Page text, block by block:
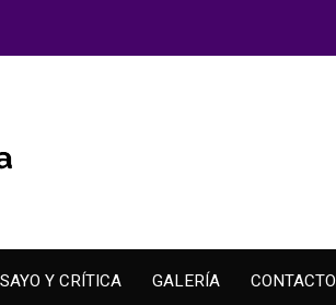
Y CRÍTICA GALERÍA CONTACTO